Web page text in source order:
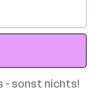
– sonst nichts!